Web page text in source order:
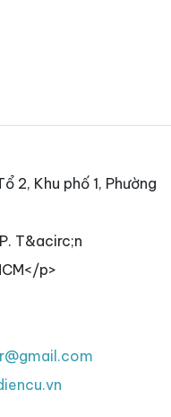
2, Khu phố 1, Phường
T&acirc;n
p>